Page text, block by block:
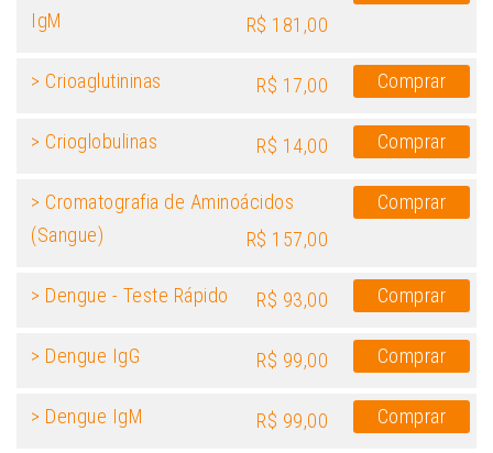
IgM
R$ 181,00
> Crioaglutininas R$ 17,00 Comprar
> Crioglobulinas R$ 14,00 Comprar
> Cromatografia de Aminoácidos
(Sangue)
R$ 157,00
Comprar
> Dengue - Teste Rápido R$ 93,00 Comprar
> Dengue IgG R$ 99,00 Comprar
> Dengue IgM R$ 99,00 Comprar